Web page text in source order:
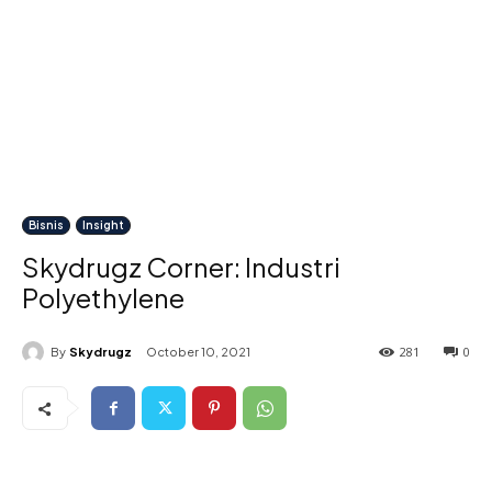
Bisnis Insight
Skydrugz Corner: Industri
Polyethylene
By Skydrugz October 10, 2021 0
281